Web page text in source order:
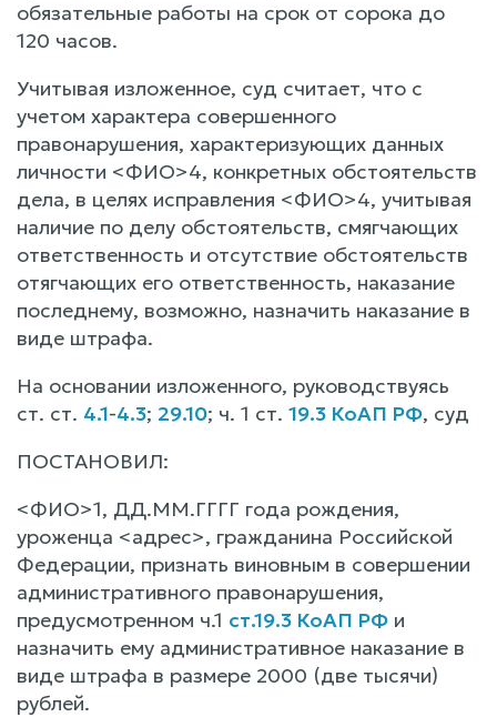
обязательные работы на срок от сорока до
120 часов.
Учитывая изложенное, суд считает, что с
учетом характера совершенного
правонарушения, характеризующих данных
личности <ФИО>4, конкретных обстоятельств
дела, в целях исправления <ФИО>4, учитывая
наличие по делу обстоятельств, смягчающих
ответственность и отсутствие обстоятельств
отягчающих его ответственность, наказание
последнему, возможно, назначить наказание в
виде штрафа.
На основании изложенного, руководствуясь
ст. ст. 4.1-4.3; 29.10; ч. 1 ст. 19.3 КоАП РФ, суд
ПОСТАНОВИЛ:
<ФИО>1, ДД.ММ.ГГГГ года рождения,
уроженца <адрес>, гражданина Российской
Федерации, признать виновным в совершении
административного правонарушения,
предусмотренном ч.1 ст.19.3 КоАП РФ и
назначить ему административное наказание в
виде штрафа в размере 2000 (две тысячи)
рублей.